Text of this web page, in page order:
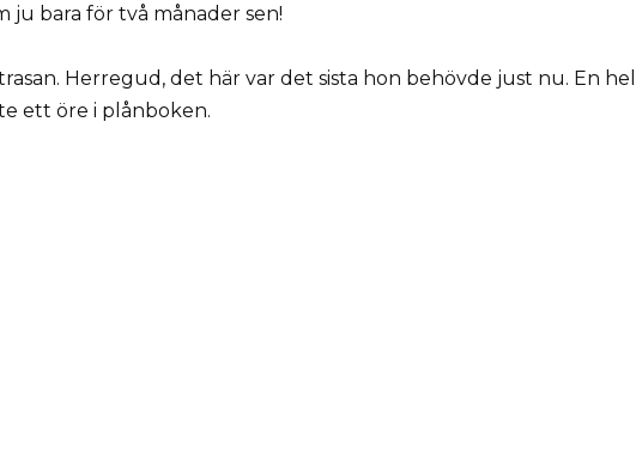
ju bara för två månader sen!
Herregud, det här var det sista hon behövde just nu. En hel
ett öre i plånboken.